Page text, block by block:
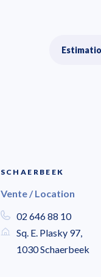
SCHAERBEEK
Vente / Location
02 646 88 10
Sq. E. Plasky 97,
1030 Schaerbeek